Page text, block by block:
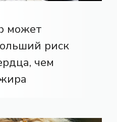
может
риск
чем